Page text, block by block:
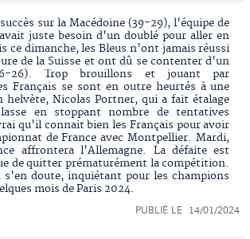
sur la Macédoine (39-29), l'équipe de
juste besoin d'un doublé pour aller en
ce dimanche, les Bleus n'ont jamais réussi
de la Suisse et ont dû se contenter d'un
26). Trop brouillons et jouant par
Français se sont en outre heurtés à une
helvète, Nicolas Portner, qui a fait étalage
en stoppant nombre de tentatives
qu'il connait bien les Français pour avoir
de France avec Montpellier. Mardi,
affrontera l'Allemagne. La défaite est
de quitter prématurément la compétition.
s'en doute, inquiétant pour les champions
mois de Paris 2024.
PUBLIÉ LE 14/01/2024